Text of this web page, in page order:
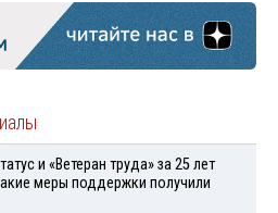
и «Ветеран труда» за 25 лет
меры поддержки получили